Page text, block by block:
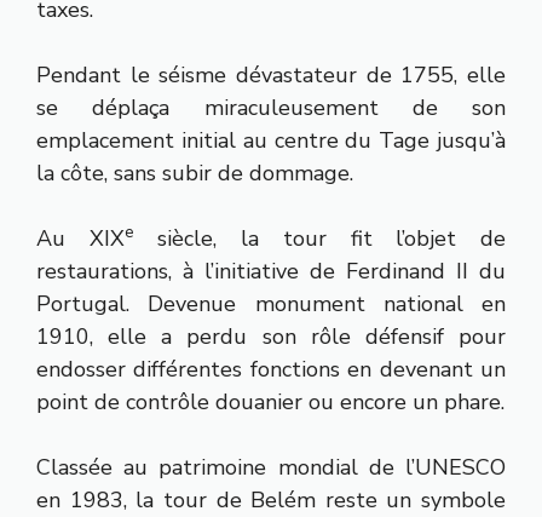
taxes.
Pendant le séisme dévastateur de 1755, elle
se déplaça miraculeusement de son
emplacement initial au centre du Tage jusqu’à
la côte, sans subir de dommage.
Au XIXe
siècle, la tour fit l’objet de
restaurations, à l’initiative de Ferdinand II du
Portugal. Devenue monument national en
1910, elle a perdu son rôle défensif pour
endosser différentes fonctions en devenant un
point de contrôle douanier ou encore un phare.
Classée au patrimoine mondial de l’UNESCO
en 1983, la tour de Belém reste un symbole